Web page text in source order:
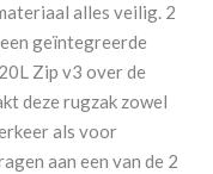
alles veilig. 2
geïntegreerde
Zip v3 over de
deze rugzak zowel
als voor
aan een van de 2